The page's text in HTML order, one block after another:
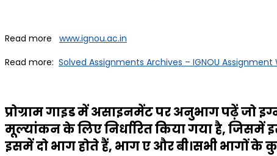
Read more www.ignou.ac.in
Read more: Solved Assignments Archives – IGNOU Assignment
प्रोग्राम गाइड में असाइनमेंट पर अनुभाग पढ़ें जो
मूल्यांकन के लिए निर्धारित किया गया है,
इसमें दो भाग होते हैं, भाग ए और बी।सभी भागों